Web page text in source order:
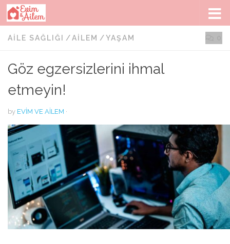
Skip to content
AILE SAĞLIĞI /AILEM /YAŞAM
Göz egzersizlerini ihmal
etmeyin!
by EVIM VE AILEM ·